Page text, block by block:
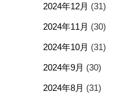
2024年12月 (31)
2024年11月 (30)
2024年10月 (31)
2024年9月 (30)
2024年8月 (31)